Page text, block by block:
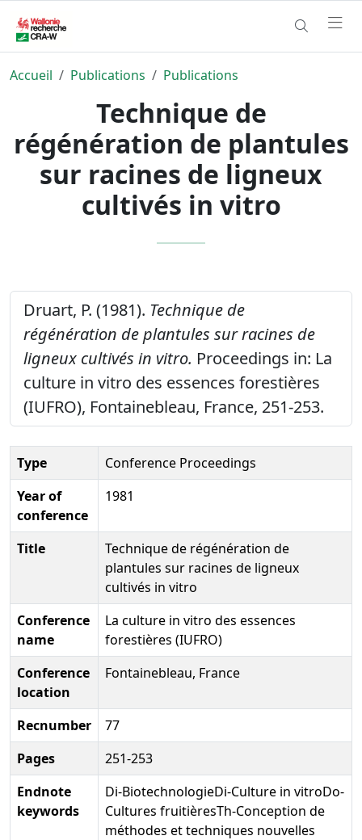
Accueil Publications Publications
Technique de
régénération de plantules
sur racines de ligneux
cultivés in vitro
Druart, P. (1981). Technique de
régénération de plantules sur racines de
ligneux cultivés in vitro. Proceedings in: La
culture in vitro des essences forestières
(IUFRO), Fontainebleau, France, 251-253.
Type
Conference Proceedings
Year of
conference
1981
Title
Technique de régénération de
plantules sur racines de ligneux
cultivés in vitro
Conference
name
La culture in vitro des essences
forestières (IUFRO)
Conference
location
Fontainebleau, France
Recnumber
77
Pages
251-253
Endnote
keywords
Di-BiotechnologieDi-Culture in vitroDo-
Cultures fruitièresTh-Conception de
méthodes et techniques nouvelles